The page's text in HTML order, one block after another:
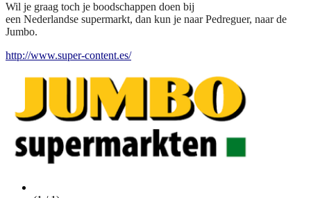
Wil je graag toch je boodschappen doen bij
een Nederlandse supermarkt, dan kun je naar Pedreguer, naar de
Jumbo.
http://www.super-content.es/